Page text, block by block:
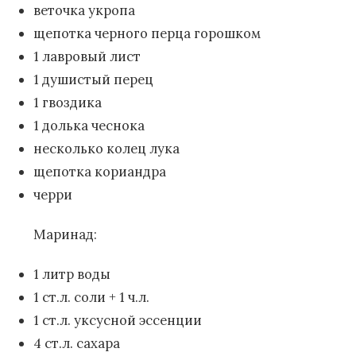
веточка укропа
щепотка черного перца горошком
1 лавровый лист
1 душистый перец
1 гвоздика
1 долька чеснока
несколько колец лука
щепотка кориандра
черри
Маринад:
1 литр воды
1 ст.л. соли + 1 ч.л.
1 ст.л. уксусной эссенции
4 ст.л. сахара